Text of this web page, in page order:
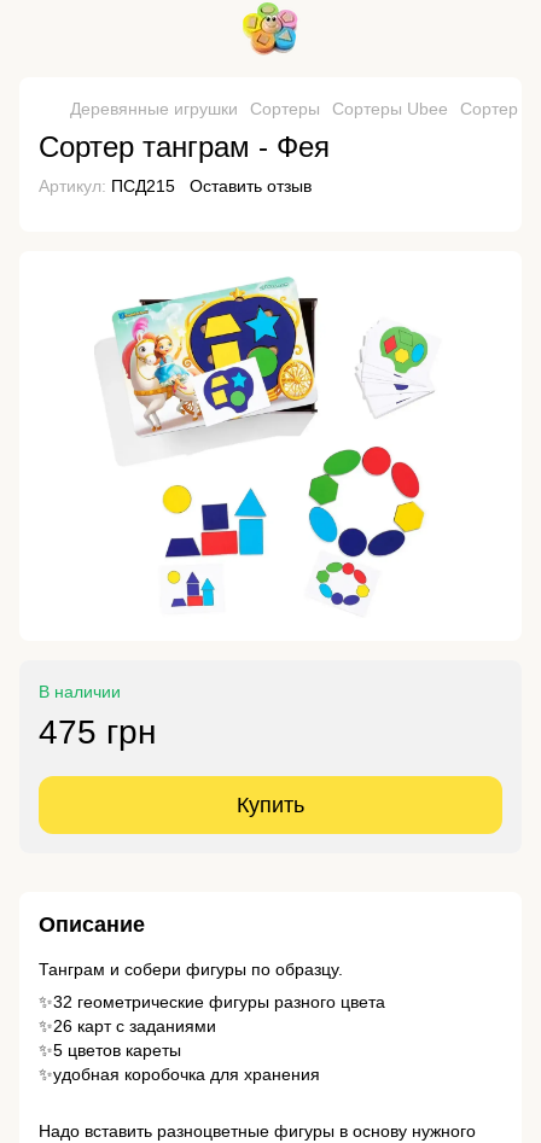
Деревянные игрушки Сортеры Сортеры Ubee Сортер
Сортер танграм - Фея
Артикул: ПСД215 Оставить отзыв
В наличии
475 грн
Купить
Описание
Танграм и собери фигуры по образцу.
✨32 геометрические фигуры разного цвета
✨26 карт с заданиями
✨5 цветов кареты
✨удобная коробочка для хранения
Надо вставить разноцветные фигуры в основу нужного